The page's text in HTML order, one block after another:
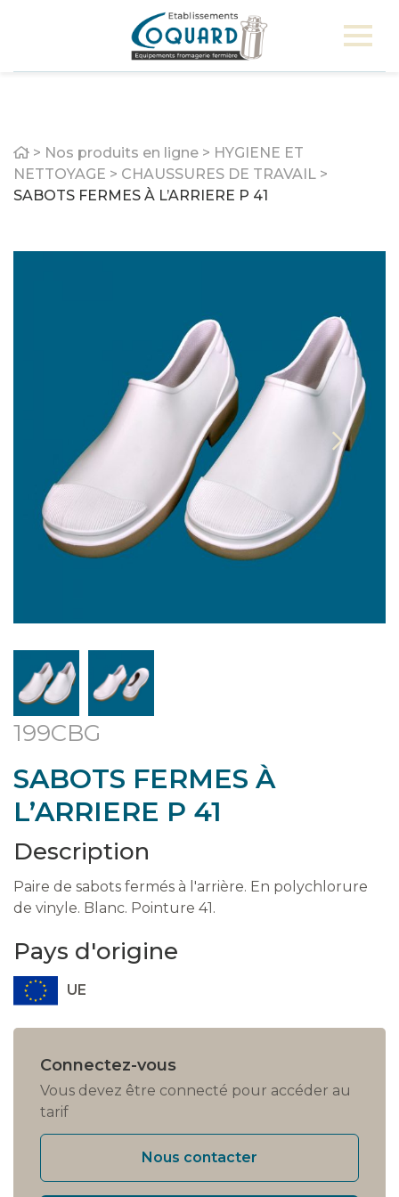
Home
> Nos produits en ligne > HYGIENE ET
NETTOYAGE > CHAUSSURES DE TRAVAIL >
SABOTS FERMES À L’ARRIERE P 41
199CBG
SABOTS FERMES À
L’ARRIERE P 41
Description
Paire de sabots fermés à l'arrière. En polychlorure
de vinyle. Blanc. Pointure 41.
Pays d'origine
UE
Connectez-vous
Vous devez être connecté pour accéder au
tarif
Nous contacter